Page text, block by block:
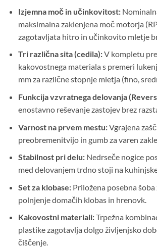
Izjemna moč in učinkovitost:
maksimalna zaklenjena moč motorja
zagotavljata hitro in učinkovito mletje
Tri različna sita (cedila):V kompletu
kakovostnega materiala s premeri
mm za različne stopnje mletja (fino,
Funkcija vzvratnega delovanja
enostavno reševanje zastojev brez
Varnost na prvem mestu:Vgrajena
preobremenitvijo in gumb za varen
Stabilnost pri delu:Nedrseče nogice
med delovanjem trdno stoji na
Set za klobase:Priložena posebna šoba
polnjenje domačih klobas in hrenovk.
Kakovostni materiali:Trpežna
plastike zagotavlja dolgo življenjsko
čiščenje.